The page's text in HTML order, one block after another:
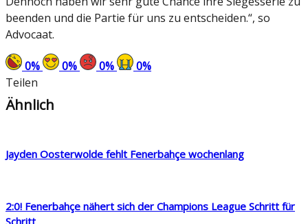
beenden und die Partie für uns zu entscheiden.“, so
Advocaat.
0% 0% 0% 0%
Teilen
Ähnlich
Jayden Oosterwolde fehlt Fenerbahçe wochenlang
2:0! Fenerbahçe nähert sich der Champions League Schritt für